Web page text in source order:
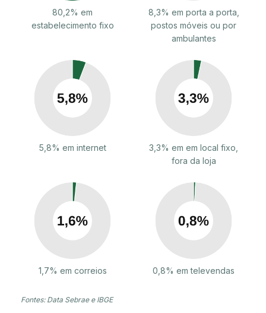
80,2% em
estabelecimento fixo
8,3% em porta a porta,
postos móveis ou por
ambulantes
5,8% em internet
3,3% em em local fixo,
fora da loja
1,7% em correios 0,8% em televendas
Fontes: Data Sebrae e IBGE